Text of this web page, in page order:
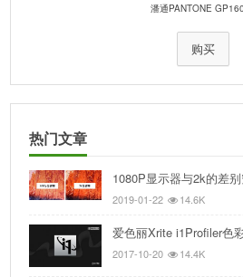
潘通PANTONE
购买
热门文章
1080P显示器与2k的差
2019-01-22 14.6K
爱色丽Xrite i1Profiler色
2017-10-20 14.4K